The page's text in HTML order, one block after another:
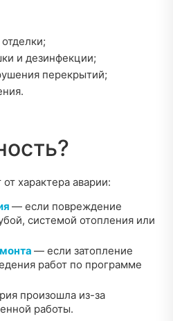
и дезинфекции;
перекрытий;
характера аварии:
— если повреждение
системой отопления или
— если затопление
работ по программе
произошла из-за
работы.